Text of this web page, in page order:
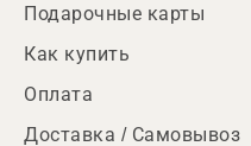
Подарочные карты
Как купить
Оплата
Доставка / Самовывоз